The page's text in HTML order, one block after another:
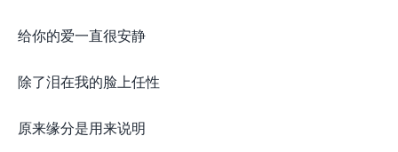
给你的爱一直很安静
除了泪在我的脸上任性
原来缘分是用来说明